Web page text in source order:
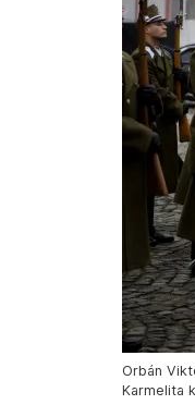
Orbán
Karmelita